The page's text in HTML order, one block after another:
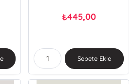
₺445,00
Sepete Ekle